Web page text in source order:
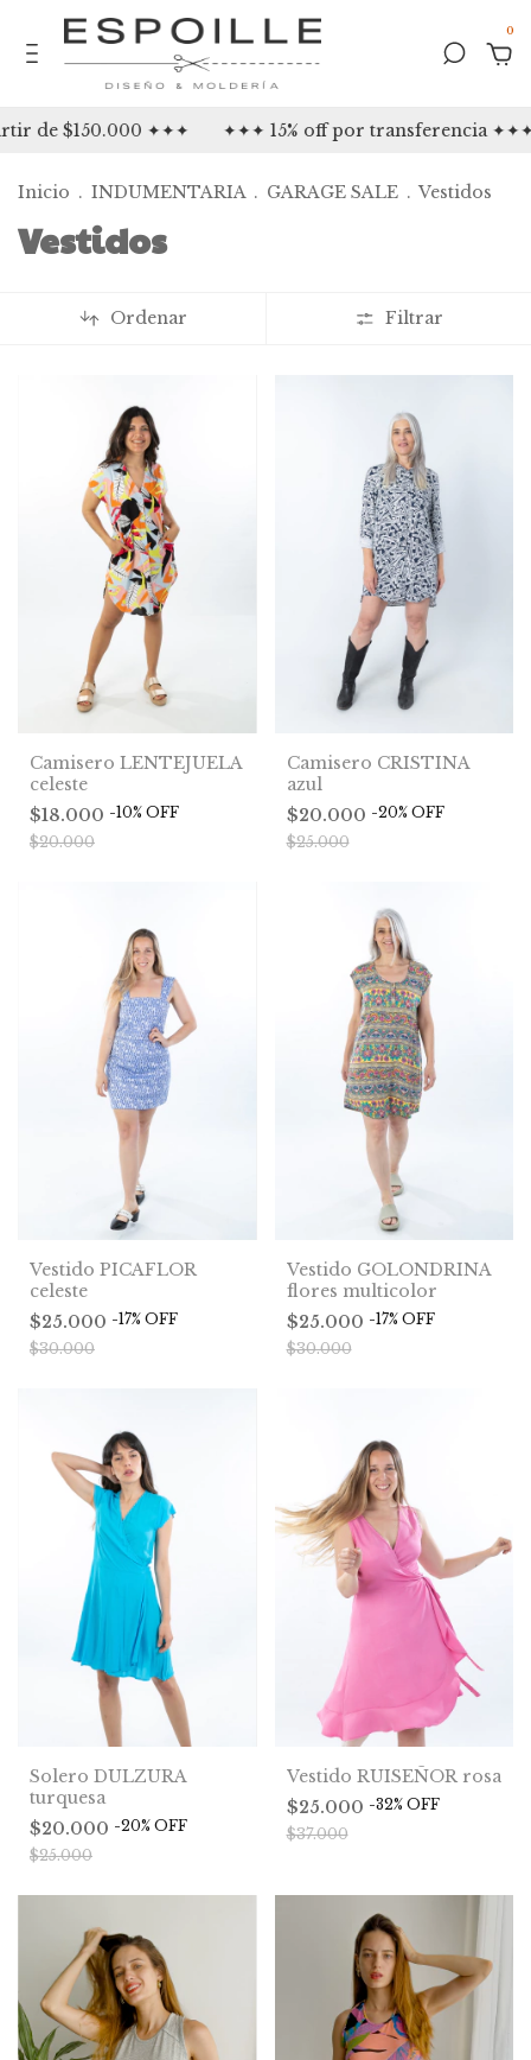
0
✦✦✦ ✦✦✦ 15% off por transferencia ✦✦✦ ✦✦✦ 3
Inicio . INDUMENTARIA . GARAGE SALE . Vestidos
Vestidos
Ordenar Filtrar
Camisero LENTEJUELA
celeste
$18.000 -10% OFF
$20.000
Camisero CRISTINA
azul
$20.000 -20% OFF
$25.000
Vestido PICAFLOR
celeste
$25.000 -17% OFF
$30.000
Vestido GOLONDRINA
flores multicolor
$25.000 -17% OFF
$30.000
Solero DULZURA
turquesa
$20.000 -20% OFF
$25.000
Vestido RUISEÑOR rosa
$25.000 -32% OFF
$37.000